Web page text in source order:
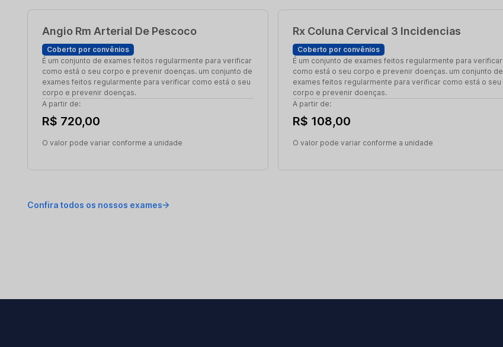
Angio Rm Arterial De Pescoco
Coberto por convênios
É um conjunto de exames feitos regularmente para verificar
como está o seu corpo e prevenir doenças. um conjunto de
exames feitos regularmente para verificar como está o seu
corpo e prevenir doenças.
A partir de:
R$ 720,00
O valor pode variar conforme a unidade
Rx Coluna Cervical 3 Incidencias
Coberto por convênios
É um conjunto de exames feitos regularmente para verificar
como está o seu corpo e prevenir doenças. um conjunto de
exames feitos regularmente para verificar como está o seu
corpo e prevenir doenças.
A partir de:
R$ 108,00
O valor pode variar conforme a unidade
Confira todos os nossos exames